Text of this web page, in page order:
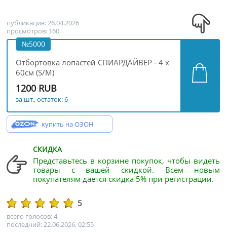
публикация: 26.04.2026
просмотров: 160
№5000
Отбортовка лопастей СПИАРДАЙВЕР - 4 x
60см (S/M)
1200 RUB
за шт., остаток: 6
купить на ОЗОН
СКИДКА
Представьтесь в корзине покупок, чтобы видеть
товары с вашей скидкой. Всем новым
покупателям дается скидка 5% при регистрации.
5
всего голосов: 4
последний: 22.06.2026, 02:55